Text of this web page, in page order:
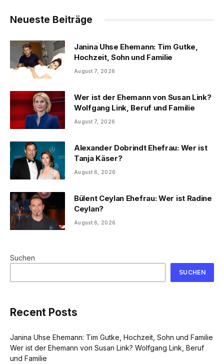
Neueste Beiträge
Janina Uhse Ehemann: Tim Gutke,
Hochzeit, Sohn und Familie
August 7, 2026
Wer ist der Ehemann von Susan Link?
Wolfgang Link, Beruf und Familie
August 7, 2026
Alexander Dobrindt Ehefrau: Wer ist
Tanja Käser?
August 6, 2026
Bülent Ceylan Ehefrau: Wer ist Radine
Ceylan?
August 6, 2026
Suchen
SUCHEN
Recent Posts
Janina Uhse Ehemann: Tim Gutke, Hochzeit, Sohn und Familie
Wer ist der Ehemann von Susan Link? Wolfgang Link, Beruf
und Familie